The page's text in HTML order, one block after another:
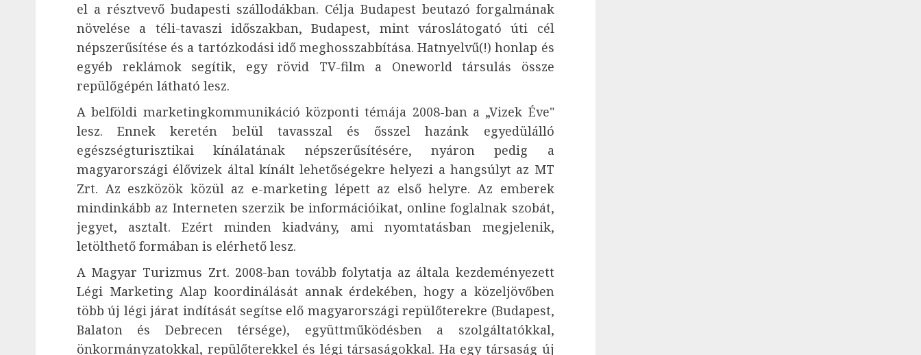
el a résztvevő budapesti szállodákban. Célja Budapest beutazó forgalmának
növelése a téli-tavaszi időszakban, Budapest, mint városlátogató úti cél
népszerűsítése és a tartózkodási idő meghosszabbítása. Hatnyelvű(!) honlap és
egyéb reklámok segítik, egy rövid TV-film a Oneworld társulás össze
repülőgépén látható lesz.
A belföldi marketingkommunikáció központi témája 2008-ban a „Vizek Éve"
lesz. Ennek keretén belül tavasszal és ősszel hazánk egyedülálló
egészségturisztikai kínálatának népszerűsítésére, nyáron pedig a
magyarországi élővizek által kínált lehetőségekre helyezi a hangsúlyt az MT
Zrt. Az eszközök közül az e-marketing lépett az első helyre. Az emberek
mindinkább az Interneten szerzik be információikat, online foglalnak szobát,
jegyet, asztalt. Ezért minden kiadvány, ami nyomtatásban megjelenik,
letölthető formában is elérhető lesz.
A Magyar Turizmus Zrt. 2008-ban tovább folytatja az általa kezdeményezett
Légi Marketing Alap koordinálását annak érdekében, hogy a közeljövőben
több új légi járat indítását segítse elő magyarországi repülőterekre (Budapest,
Balaton és Debrecen térsége), együttműködésben a szolgáltatókkal,
önkormányzatokkal, repülőterekkel és légi társaságokkal. Ha egy társaság új